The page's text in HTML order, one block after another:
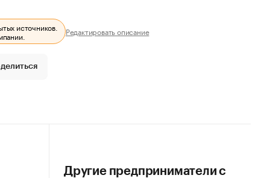
источников.
Редактировать описание
Другие предприниматели с